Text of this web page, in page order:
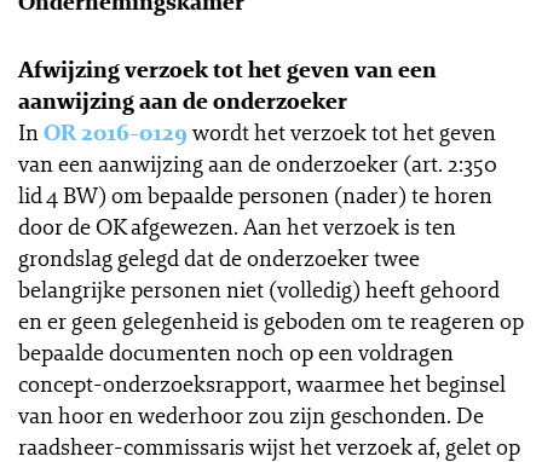
Afwijzing verzoek tot het geven van een
aanwijzing aan de onderzoeker
InOR 2016-0129 wordt het verzoek tot het geven
van een aanwijzing aan de onderzoeker (art. 2:350
lid 4 BW) om bepaalde personen (nader) te horen
door de OK afgewezen. Aan het verzoek is ten
grondslag gelegd dat de onderzoeker twee
belangrijke personen niet (volledig) heeft gehoord
en er geen gelegenheid is geboden om te reageren op
bepaalde documenten noch op een voldragen
concept-onderzoeksrapport, waarmee het beginsel
van hoor en wederhoor zou zijn geschonden. De
raadsheer-commissaris wijst het verzoek af, gelet op